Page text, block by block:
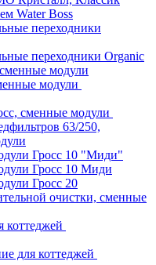
Water Boss
переходники
переходники Organic
модули
модули
сменные модули
63/250,
Гросс 10 "Миди"
Гросс 10 Миди
Гросс 20
очистки, сменные
коттеджей
для коттеджей